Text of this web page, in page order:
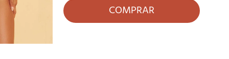
COMPRAR